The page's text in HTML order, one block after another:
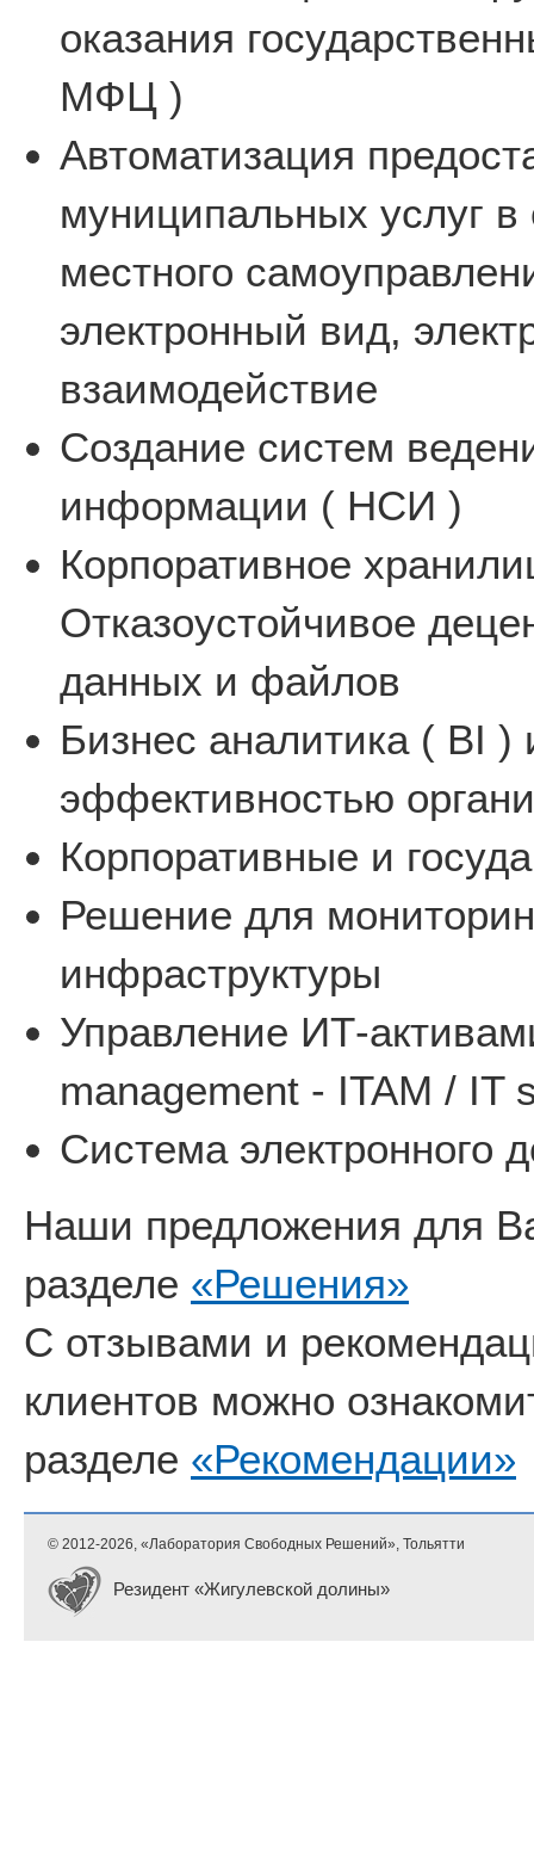
оказания
МФЦ )
Автоматизация
муниципальных услуг в
местного
электронный вид,
взаимодействие
Создание систем
информации ( НСИ )
Корпоративное
Отказоустойчивое
данных и файлов
Бизнес аналитика ( BI )
эффективностью
Корпоративные и
Решение для
инфраструктуры
Управление ИТ-
management - ITAM / IT
Система электронного
Наши предложения для
разделе «Решения»
С отзывами и
клиентов можно
разделе «Рекомендации»
© 2012-2026, «Лаборатория Свободных Решений», Тольятти
Резидент «Жигулевской долины»